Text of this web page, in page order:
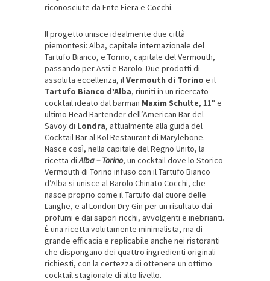
riconosciute da Ente Fiera e Cocchi.
Il progetto unisce idealmente due città
piemontesi: Alba, capitale internazionale del
Tartufo Bianco, e Torino, capitale del Vermouth,
passando per Asti e Barolo. Due prodotti di
assoluta eccellenza, il Vermouth di Torino e il
Tartufo Bianco d’Alba, riuniti in un ricercato
cocktail ideato dal barman Maxim Schulte, 11° e
ultimo Head Bartender dell’American Bar del
Savoy di Londra, attualmente alla guida del
Cocktail Bar al Kol Restaurant di Marylebone.
Nasce così, nella capitale del Regno Unito, la
ricetta diAlba – Torino, un cocktail dove lo Storico
Vermouth di Torino infuso con il Tartufo Bianco
d’Alba si unisce al Barolo Chinato Cocchi, che
nasce proprio come il Tartufo dal cuore delle
Langhe, e al London Dry Gin per un risultato dai
profumi e dai sapori ricchi, avvolgenti e inebrianti.
È una ricetta volutamente minimalista, ma di
grande efficacia e replicabile anche nei ristoranti
che dispongano dei quattro ingredienti originali
richiesti, con la certezza di ottenere un ottimo
cocktail stagionale di alto livello.